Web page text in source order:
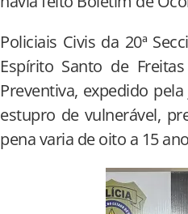
Policiais Civis da 20ª
Espírito Santo de
Preventiva, expedido
estupro de vulnerável,
pena varia de oito a 15